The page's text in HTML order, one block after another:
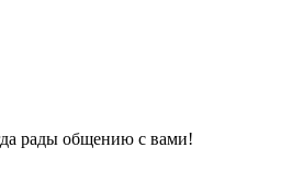
рады общению с вами!